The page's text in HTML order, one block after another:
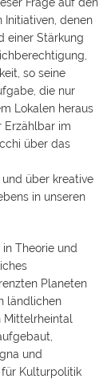
Initiativen, denen
einer Stärkung
so seine
die nur
Lokalen heraus
Erzählbar im
über das
über kreative
in unseren
Theorie und
Planeten
ländlichen
Mittelrheintal
und
Kulturpolitik